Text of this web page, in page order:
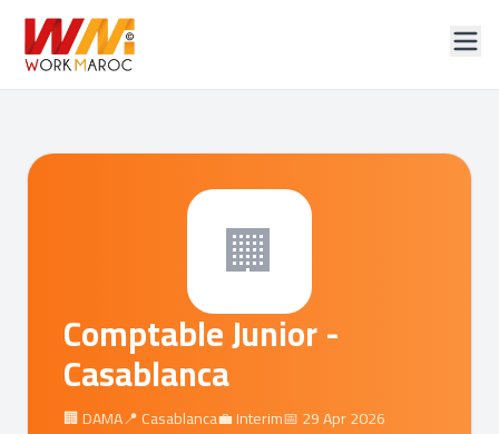
🏢
Comptable Junior -
Casablanca
🏢 DAMA📍 Casablanca💼 Interim📅 29 Apr 2026